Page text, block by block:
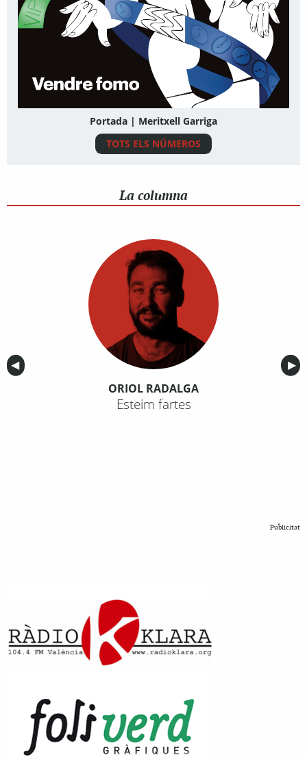
Portada | Meritxell Garriga
TOTS ELS NÚMEROS
La columna
Anterior
◀︎ ▶︎
ORIOL RADALGA
Esteim fartes
Publicitat